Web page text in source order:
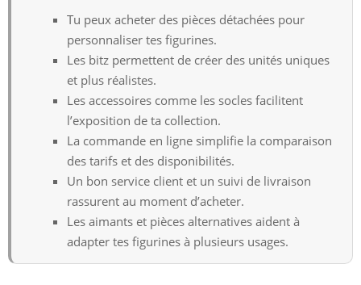
Tu peux acheter des pièces détachées pour
personnaliser tes figurines.
Les bitz permettent de créer des unités uniques
et plus réalistes.
Les accessoires comme les socles facilitent
l’exposition de ta collection.
La commande en ligne simplifie la comparaison
des tarifs et des disponibilités.
Un bon service client et un suivi de livraison
rassurent au moment d’acheter.
Les aimants et pièces alternatives aident à
adapter tes figurines à plusieurs usages.